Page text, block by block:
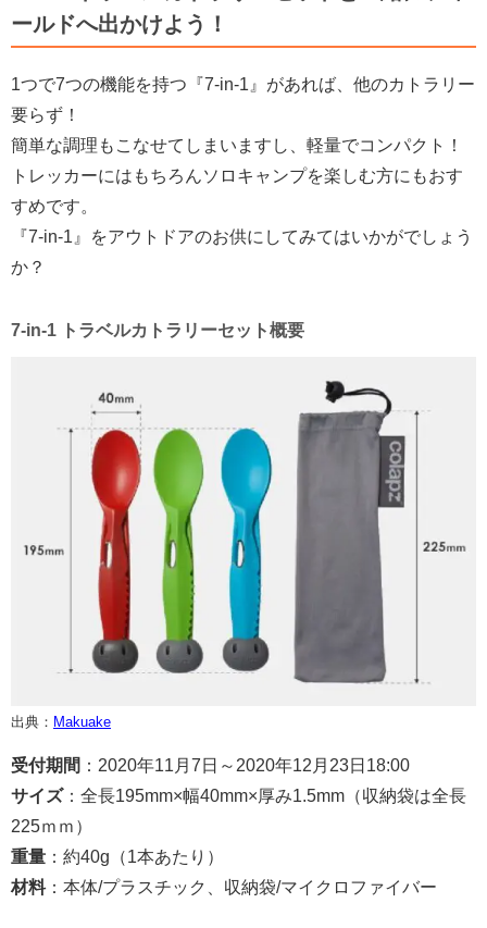
ールドへ出かけよう！
1つで7つの機能を持つ『7-in-1』があれば、他のカトラリー
要らず！
簡単な調理もこなせてしまいますし、軽量でコンパクト！
トレッカーにはもちろんソロキャンプを楽しむ方にもおす
すめです。
『7-in-1』をアウトドアのお供にしてみてはいかがでしょう
か？
7-in-1 トラベルカトラリーセット概要
出典： Makuake
受付期間 ：2020年11月7日～2020年12月23日18:00
サイズ：全⻑195mm×幅40mm×厚み1.5mm（収納袋は全長
225ｍｍ）
重量 ：約40g（1本あたり）
材料：本体/プラスチック、収納袋/マイクロファイバー